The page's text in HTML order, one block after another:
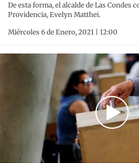
De esta forma, el alcalde de Las Condes
Providencia, Evelyn Matthei.
Miércoles 6 de Enero, 2021 | 12:00